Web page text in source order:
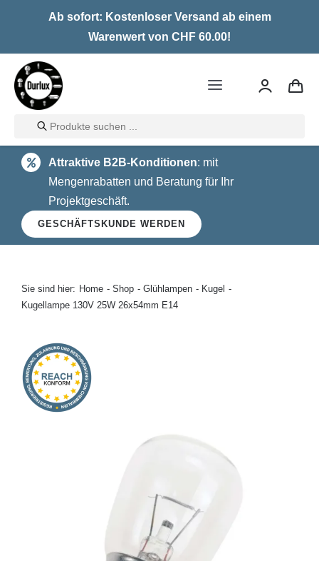
Ab sofort: Kostenloser Versand ab einem
Warenwert von CHF 60.00!
Toggle
Home
LED
Halogen
Glühlampen
Kontakt
Products
search
Attraktive B2B-Konditionen: mit
Mengenrabatten und Beratung für Ihr
Projektgeschäft.
GESCHÄFTSKUNDE WERDEN
Sie sind hier: Home Shop Glühlampen
Kugel
Kugellampe 130V 25W 26x54mm E14